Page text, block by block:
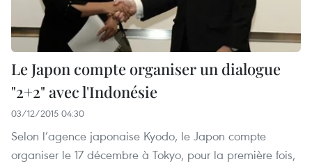
Le Japon compte organiser un dialogue
"2+2" avec l'Indonésie
03/12/2015 04:30
Selon l’agence japonaise Kyodo, le Japon compte
organiser le 17 décembre à Tokyo, pour la première fois,